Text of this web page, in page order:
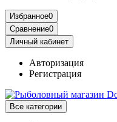
Избранное0
Сравнение0
Личный кабинет
Авторизация
Регистрация
Все категории